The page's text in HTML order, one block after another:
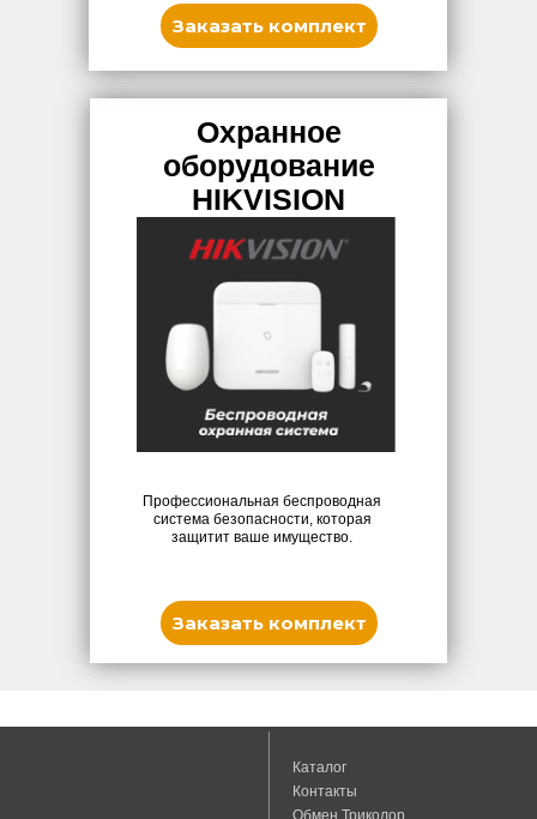
Профессиональная беспроводная
система безопасности, которая
защитит ваше имущество.
Охранное
оборудование
HIKVISION
Заказать комплект
Заказать комплект
Контакты
Каталог
Обмен Триколор